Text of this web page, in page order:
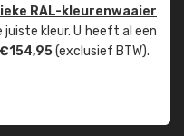
RAL-kleuren­waaier
kleur. U heeft al een
(exclusief BTW).